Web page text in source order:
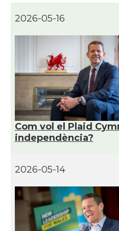
CAMON
CAMON
CAMON
CAMON
Catalans
CAMON
CAMON
2026-05-16
Com vol el Plaid
independència?
2026-05-14